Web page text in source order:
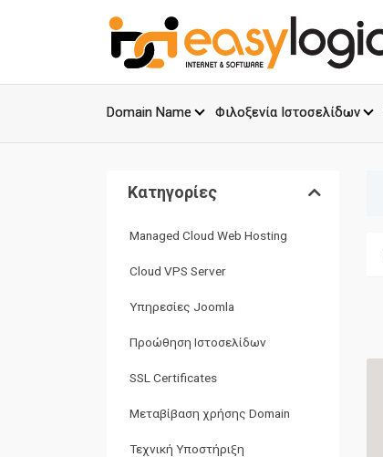
Domain Name Φιλοξενία Ιστοσελίδων
Κατηγορίες
Managed Cloud Web Hosting
Cloud VPS Server
Υπηρεσίες Joomla
Προώθηση Ιστοσελίδων
SSL Certificates
Μεταβίβαση χρήσης Domain
Τεχνική Υποστήριξη